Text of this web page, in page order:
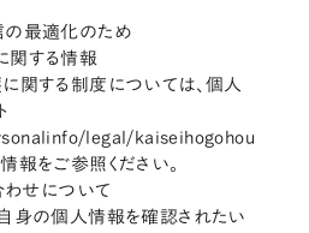
最適化のため
関する情報
関する制度については、個人
legal/kaiseihogohou
報をご参照ください。
せについて
身の個人情報を確認されたい